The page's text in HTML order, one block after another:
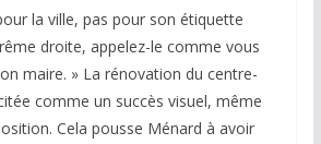
la ville, pas pour son étiquette
droite, appelez-le comme vous
maire. » La rénovation du centre-
comme un succès visuel, même
Cela pousse Ménard à avoir